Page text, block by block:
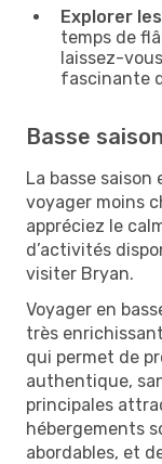
Explorer
temps de
laissez-
fascinante
Basse
La basse
voyager moins
appréciez le
d’activités
visiter Bryan.
Voyager en
très
qui permet de
authentique,
principales
hébergements
abordables, et